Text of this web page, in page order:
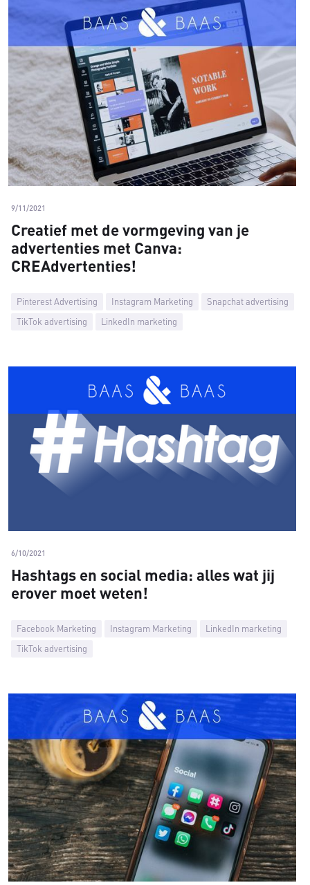
Pinterest Advertising Instagram Marketing
Snapchat advertising
TikTok advertising
LinkedIn marketing
9/11/2021
Creatief met de vormgeving van je
advertenties met Canva:
CREAdvertenties!
Facebook Marketing Instagram Marketing
LinkedIn marketing
TikTok advertising
6/10/2021
Hashtags en social media: alles wat jij
erover moet weten!